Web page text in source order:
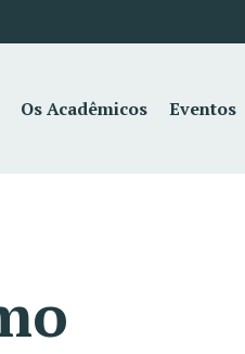
Os Acadêmicos Eventos